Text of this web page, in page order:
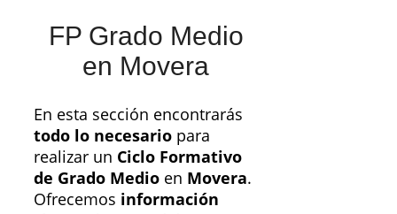
FP Grado Medio
en Movera
En esta sección encontrarás
todo lo necesario para
realizar un Ciclo Formativo
de Grado Medio en Movera.
Ofrecemos información